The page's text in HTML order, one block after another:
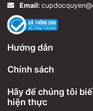
Email:
Hướng dẫn
Chính sách
Hãy để chúng tôi
hiện thực